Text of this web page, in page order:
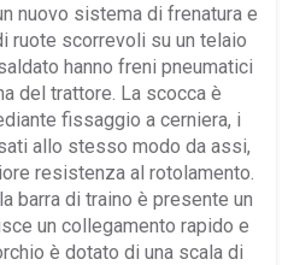
nuovo sistema di frenatura e
ruote scorrevoli su un telaio
hanno freni pneumatici
del trattore. La scocca è
fissaggio a cerniera, i
allo stesso modo da assi,
resistenza al rotolamento.
barra di traino è presente un
un collegamento rapido e
è dotato di una scala di